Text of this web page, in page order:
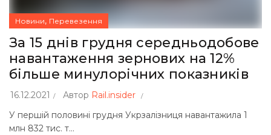
Новини, Перевезення
За 15 днів грудня середньодобове
навантаження зернових на 12%
більше минулорічних показників
16.12.2021 Автор Rail.insider
У першій половині грудня Укрзалізниця навантажила 1
млн 832 тис. т...